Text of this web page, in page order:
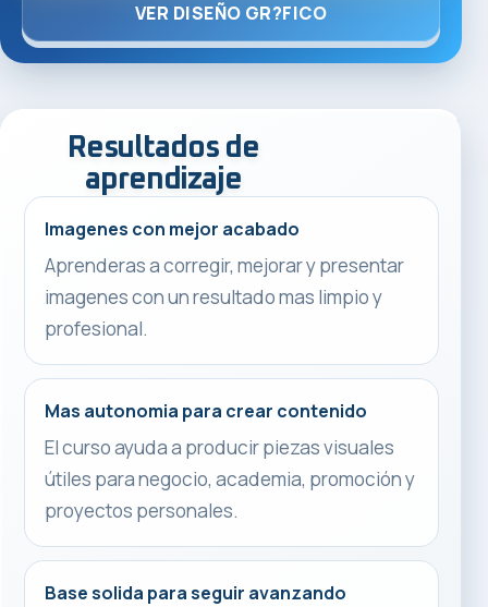
VER DISEÑO GR?FICO
Resultados de
aprendizaje
Imagenes con mejor acabado
Aprenderas a corregir, mejorar y presentar
imagenes con un resultado mas limpio y
profesional.
Mas autonomia para crear contenido
El curso ayuda a producir piezas visuales
útiles para negocio, academia, promoción y
proyectos personales.
Base solida para seguir avanzando